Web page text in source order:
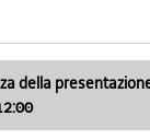
della